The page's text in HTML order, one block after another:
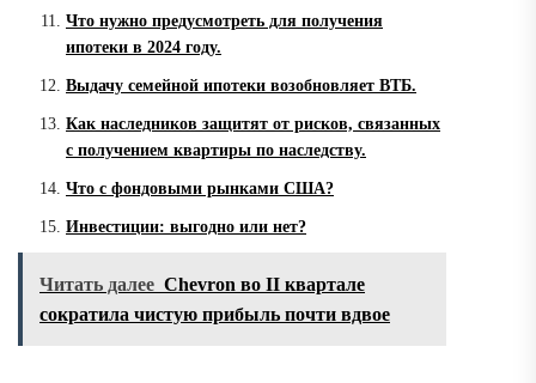
Что нужно предусмотреть для получения
ипотеки в 2024 году.
Выдачу семейной ипотеки возобновляет ВТБ.
Как наследников защитят от рисков, связанных
с получением квартиры по наследству.
Что с фондовыми рынками США?
Инвестиции: выгодно или нет?
Читать далее Chevron во II квартале
сократила чистую прибыль почти вдвое